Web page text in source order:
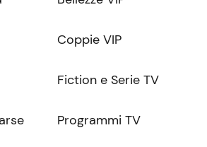
Coppie VIP
Fiction e Serie TV
Programmi TV